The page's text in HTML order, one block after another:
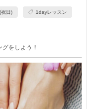
祝日) 1dayレッスン
をしよう！